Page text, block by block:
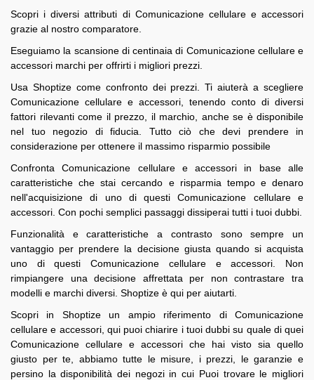
Scopri i diversi attributi di Comunicazione cellulare e accessori
grazie al nostro comparatore.
Eseguiamo la scansione di centinaia di Comunicazione cellulare e
accessori marchi per offrirti i migliori prezzi.
Usa Shoptize come confronto dei prezzi. Ti aiuterà a scegliere
Comunicazione cellulare e accessori, tenendo conto di diversi
fattori rilevanti come il prezzo, il marchio, anche se è disponibile
nel tuo negozio di fiducia. Tutto ciò che devi prendere in
considerazione per ottenere il massimo risparmio possibile
Confronta Comunicazione cellulare e accessori in base alle
caratteristiche che stai cercando e risparmia tempo e denaro
nell'acquisizione di uno di questi Comunicazione cellulare e
accessori. Con pochi semplici passaggi dissiperai tutti i tuoi dubbi.
Funzionalità e caratteristiche a contrasto sono sempre un
vantaggio per prendere la decisione giusta quando si acquista
uno di questi Comunicazione cellulare e accessori. Non
rimpiangere una decisione affrettata per non contrastare tra
modelli e marchi diversi. Shoptize è qui per aiutarti.
Scopri in Shoptize un ampio riferimento di Comunicazione
cellulare e accessori, qui puoi chiarire i tuoi dubbi su quale di quei
Comunicazione cellulare e accessori che hai visto sia quello
giusto per te, abbiamo tutte le misure, i prezzi, le garanzie e
persino la disponibilità dei negozi in cui Puoi trovare le migliori